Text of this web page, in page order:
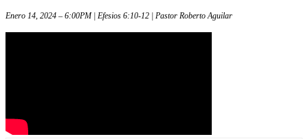
Enero 14, 2024 – 6:00PM | Efesios 6:10-12 | Pastor Roberto Aguilar